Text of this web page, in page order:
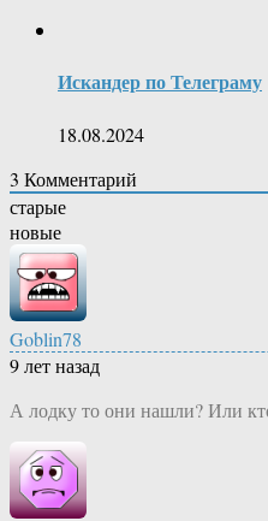
Искандер по Телеграму
18.08.2024
3 Комментарий
старые
новые
Goblin78
9 лет назад
А лодку то они нашли? Или